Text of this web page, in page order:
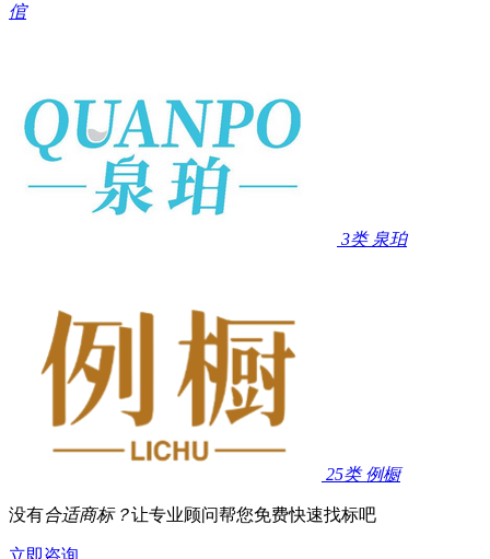
倌
3类 泉珀
25类 例橱
没有合适商标？让专业顾问帮您免费快速找标吧
立即咨询